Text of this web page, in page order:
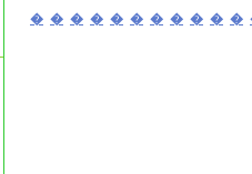
� � � � � � � � � � �